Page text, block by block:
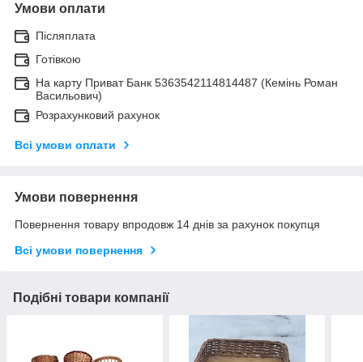
Умови оплати
Післяплата
Готівкою
На карту Приват Банк 5363542114814487 (Кемінь Роман
Васильович)
Розрахунковий рахунок
Всі умови оплати
Умови повернення
Повернення товару впродовж 14 днів за рахунок покупця
Всі умови повернення
Подібні товари компанії